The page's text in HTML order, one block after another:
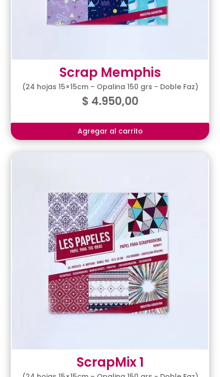
Scrap Memphis
(24 hojas 15×15cm – Opalina 150 grs - Doble Faz)
$ 4.950,00
Agregar al carrito
ScrapMix 1